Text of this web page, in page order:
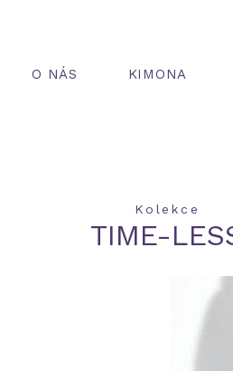
O NÁS KIMONA
Kolekce
TIME-